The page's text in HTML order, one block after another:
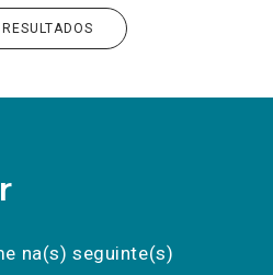
na(s) seguinte(s)